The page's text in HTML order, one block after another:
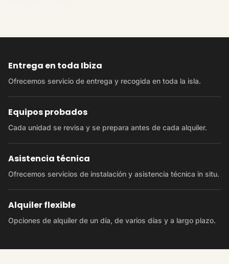
Entrega en toda Ibiza
Ofrecemos servicio de entrega y recogida en toda la isla.
Equipos probados
Cada unidad se revisa y se prepara antes de cada alquiler.
Asistencia técnica
Ofrecemos servicios de instalación y asistencia técnica in situ.
Alquiler flexible
Opciones de alquiler de un día, de varios días y a largo plazo.